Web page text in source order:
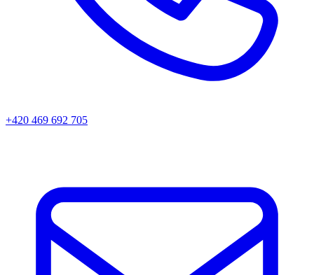
+420 469 692 705